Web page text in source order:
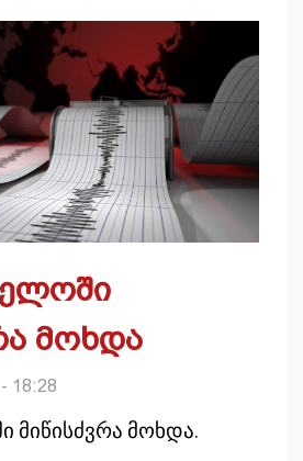
მოხდა
18:28
მიწისძვრა მოხდა.